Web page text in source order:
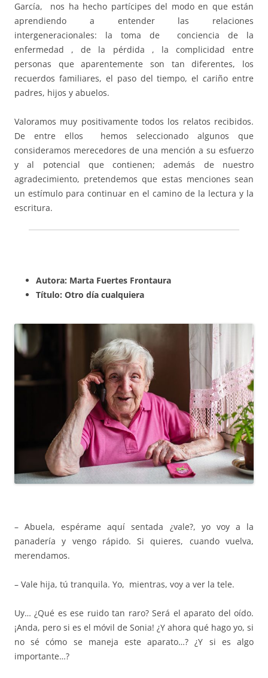
García, nos ha hecho partícipes del modo en que están
aprendiendo a entender las relaciones
intergeneracionales: la toma de conciencia de la
enfermedad , de la pérdida , la complicidad entre
personas que aparentemente son tan diferentes, los
recuerdos familiares, el paso del tiempo, el cariño entre
padres, hijos y abuelos.
Valoramos muy positivamente todos los relatos recibidos.
De entre ellos hemos seleccionado algunos que
consideramos merecedores de una mención a su esfuerzo
y al potencial que contienen; además de nuestro
agradecimiento, pretendemos que estas menciones sean
un estímulo para continuar en el camino de la lectura y la
escritura.
Autora: Marta Fuertes Frontaura
Título: Otro día cualquiera
– Abuela, espérame aquí sentada ¿vale?, yo voy a la
panadería y vengo rápido. Si quieres, cuando vuelva,
merendamos.
– Vale hija, tú tranquila. Yo, mientras, voy a ver la tele.
Uy… ¿Qué es ese ruido tan raro? Será el aparato del oído.
¡Anda, pero si es el móvil de Sonia! ¿Y ahora qué hago yo, si
no sé cómo se maneja este aparato…? ¿Y si es algo
importante…?